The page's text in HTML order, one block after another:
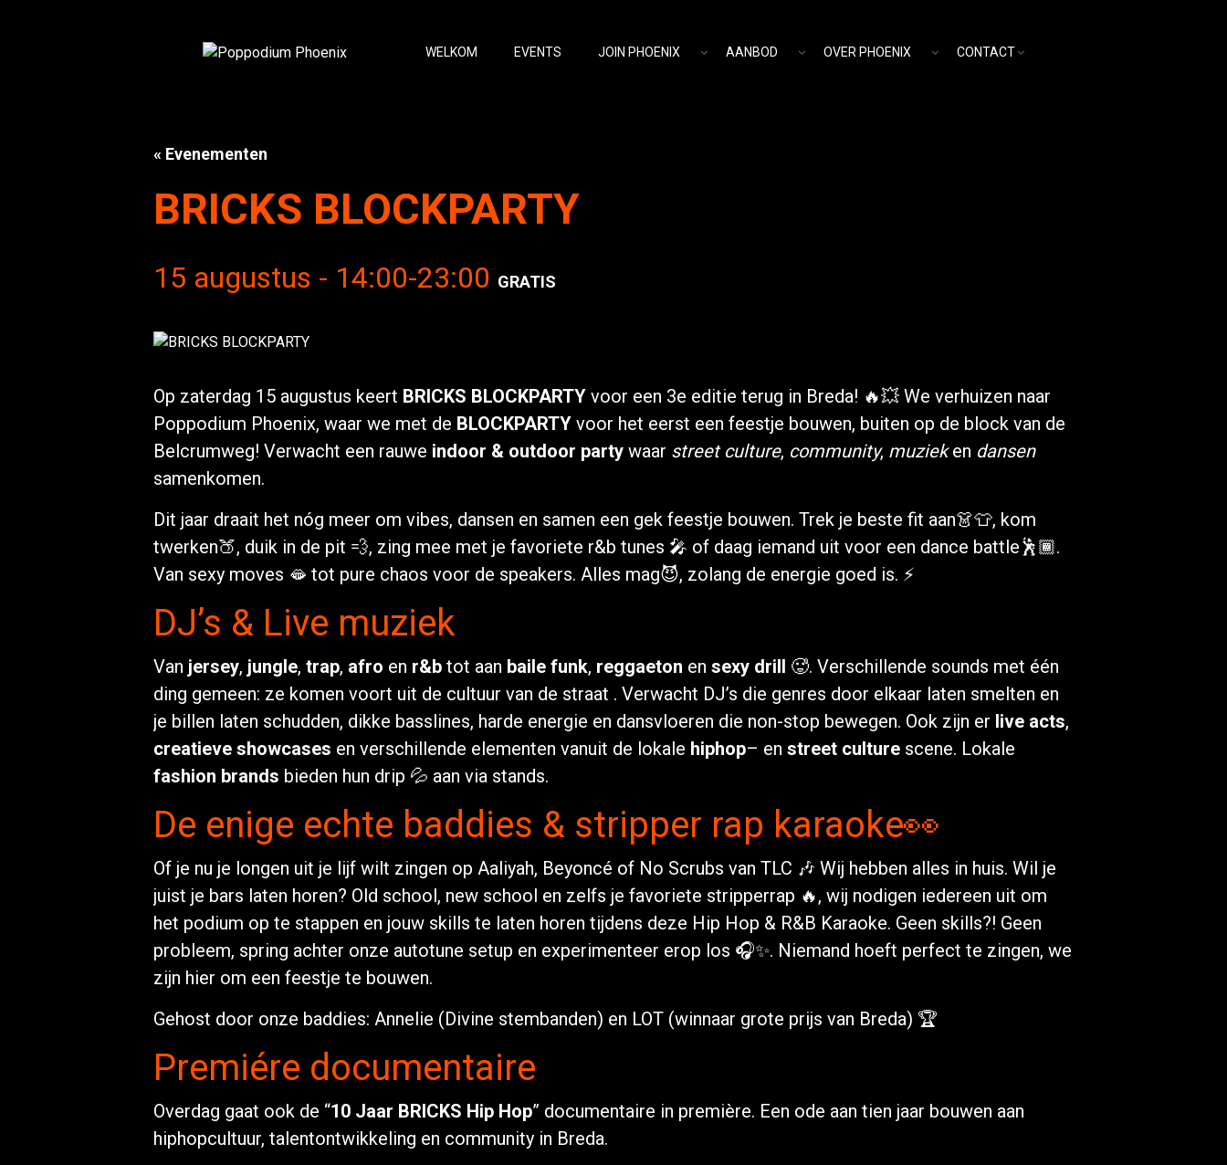
WELKOM EVENTS JOIN PHOENIX AANBOD OVER PHOENIX CONTACT
« Evenementen
BRICKS BLOCKPARTY
15 augustus - 14:00-23:00 GRATIS
Op zaterdag 15 augustus keert BRICKS BLOCKPARTY voor een 3e editie terug in Breda! 🔥💥 We verhuizen naar
Poppodium Phoenix, waar we met de BLOCKPARTY voor het eerst een feestje bouwen, buiten op de block van de
Belcrumweg! Verwacht een rauwe indoor & outdoor party waar street culture, community, muzieken dansen
samenkomen.
Dit jaar draait het nóg meer om vibes, dansen en samen een gek feestje bouwen. Trek je beste fit aan👗👕, kom
twerken🍑, duik in de pit 💨, zing mee met je favoriete r&b tunes 🎤 of daag iemand uit voor een dance battle🕺🏾.
Van sexy moves 🫦 tot pure chaos voor de speakers. Alles mag😈, zolang de energie goed is. ⚡️
DJ’s & Live muziek
Van jersey, jungle, trap, afro en r&b tot aan baile funk, reggaeton en sexy drill 🥵. Verschillende sounds met één
ding gemeen: ze komen voort uit de cultuur van de straat . Verwacht DJ’s die genres door elkaar laten smelten en
je billen laten schudden, dikke basslines, harde energie en dansvloeren die non-stop bewegen. Ook zijn er live acts,
creatieve showcases en verschillende elementen vanuit de lokale hiphop– en street culture scene. Lokale
fashion brands bieden hun drip 💦 aan via stands.
De enige echte baddies & stripper rap karaoke👀
Of je nu je longen uit je lijf wilt zingen op Aaliyah, Beyoncé of No Scrubs van TLC 🎶 Wij hebben alles in huis. Wil je
juist je bars laten horen? Old school, new school en zelfs je favoriete stripperrap 🔥, wij nodigen iedereen uit om
het podium op te stappen en jouw skills te laten horen tijdens deze Hip Hop & R&B Karaoke. Geen skills?! Geen
probleem, spring achter onze autotune setup en experimenteer erop los 🎧✨. Niemand hoeft perfect te zingen, we
zijn hier om een feestje te bouwen.
Gehost door onze baddies: Annelie (Divine stembanden) en LOT (winnaar grote prijs van Breda) 🏆
Premiére documentaire
Overdag gaat ook de “10 Jaar BRICKS Hip Hop” documentaire in première. Een ode aan tien jaar bouwen aan
hiphopcultuur, talentontwikkeling en community in Breda.